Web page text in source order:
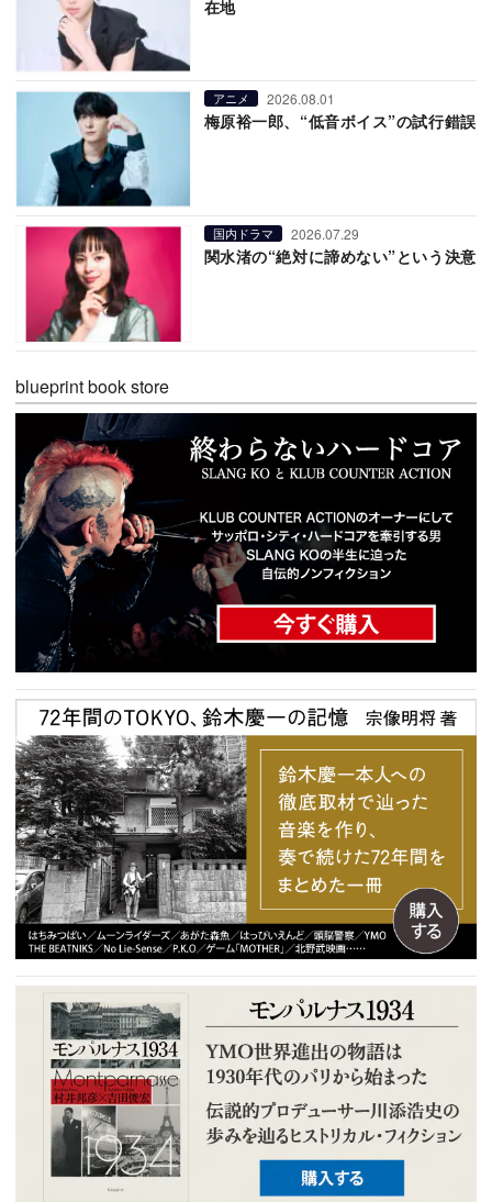
在地
アニメ 2026.08.01
梅原裕一郎、“低音ボイス”の試行錯誤
国内ドラマ 2026.07.29
関水渚の“絶対に諦めない”という決意
blueprint book store